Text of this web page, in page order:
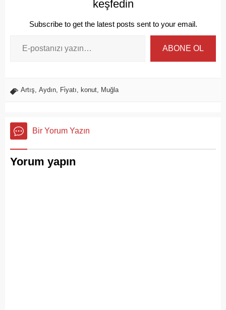
keşfedin
Subscribe to get the latest posts sent to your email.
ABONE OL
Artış, Aydın, Fi̇yatı, konut, Muğla
Bir Yorum Yazın
Yorum yapın